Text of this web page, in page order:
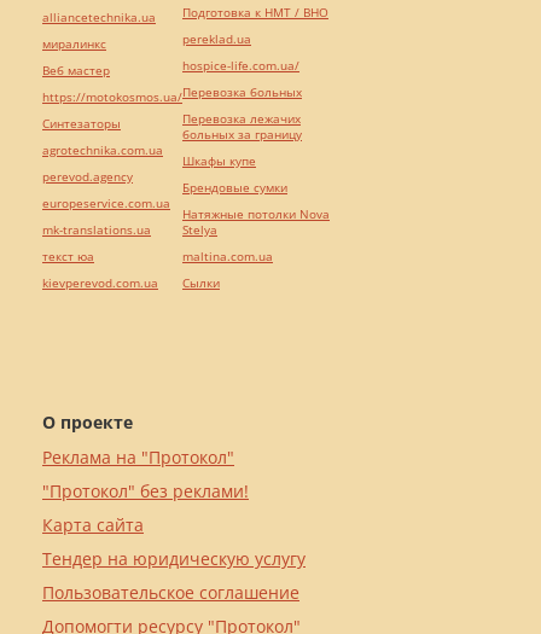
О проекте
Реклама на "Протокол"
"Протокол" без реклами!
Карта сайта
Тендер на юридическую услугу
Пользовательское соглашение
Допомогти ресурсу "Протокол"
alliancetechnika.ua
миралинкс
Веб мастер
https://motokosmos.ua/
Синтезаторы
agrotechnika.com.ua
perevod.agency
europeservice.com.ua
mk-translations.ua
текст юа
kievperevod.com.ua
Подготовка к НМТ / ВНО
pereklad.ua
hospice-life.com.ua/
Перевозка больных
Перевозка лежачих
больных за границу
Шкафы купе
Брендовые сумки
Натяжные потолки Nova
Stelya
maltina.com.ua
Cылки